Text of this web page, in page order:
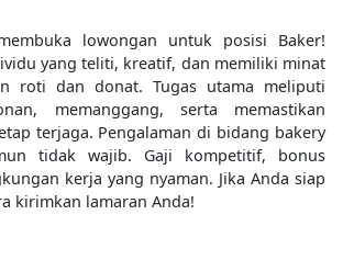
lowongan untuk posisi Baker!
yang teliti, kreatif, dan memiliki minat
roti dan donat. Tugas utama meliputi
memanggang, serta memastikan
terjaga. Pengalaman di bidang bakery
tidak wajib. Gaji kompetitif, bonus
kerja yang nyaman. Jika Anda siap
kirimkan lamaran Anda!